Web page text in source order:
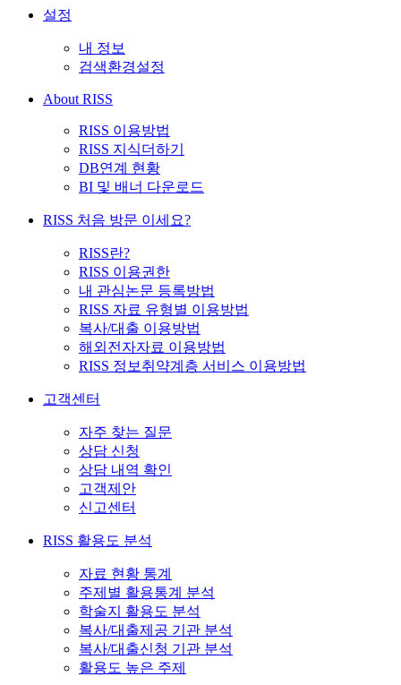
설정
내 정보
검색환경설정
About RISS
RISS 이용방법
RISS 지식더하기
DB연계 현황
BI 및 배너 다운로드
RISS 처음 방문 이세요?
RISS란?
RISS 이용권한
내 관심논문 등록방법
RISS 자료 유형별 이용방법
복사/대출 이용방법
해외전자자료 이용방법
RISS 정보취약계층 서비스 이용방법
고객센터
자주 찾는 질문
상담 신청
상담 내역 확인
고객제안
신고센터
RISS 활용도 분석
자료 현황 통계
주제별 활용통계 분석
학술지 활용도 분석
복사/대출제공 기관 분석
복사/대출신청 기관 분석
활용도 높은 주제